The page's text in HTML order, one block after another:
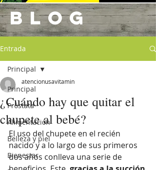
BLOG
Entrada
Principal
Próstata
Alimentación
Belleza y piel
Bienestar
Principal
¿Cuándo hay que quitar el
chupete al bebé?
atencionusavitamin
El uso del chupete en el recién
nacido y a lo largo de sus primeros
dos años conlleva una serie de